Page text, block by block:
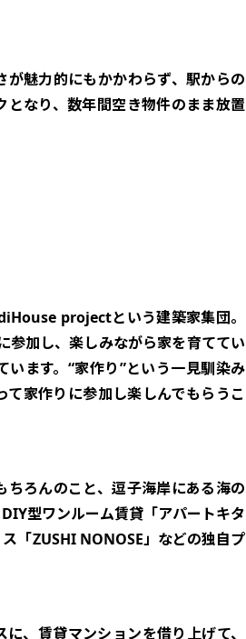
魅力的にもかかわらず、駅からの
なり、数年間空き物件のまま放置
projectという建築家集団。
参加し、楽しみながら家を育ててい
ます。“家作り”という一見馴染み
家作りに参加し楽しんでもらうこ
ろんのこと、逗子海岸にある海の
型ワンルーム賃貸「アパートキタ
「ZUSHI NONOSE」などの独自プ
、賃貸マンションを借り上げて、